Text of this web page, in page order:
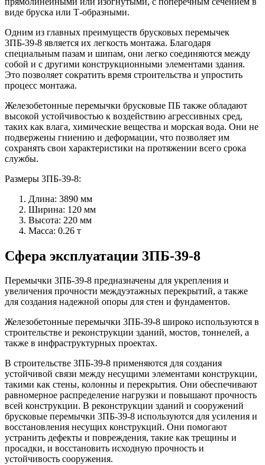
виде бруска или Т-образными.
Одним из главных преимуществ брусковых перемычек
3ПБ-39-8 является их легкость монтажа. Благодаря
специальным пазам и шипам, они легко соединяются между
собой и с другими конструкционными элементами здания.
Это позволяет сократить время строительства и упростить
процесс монтажа.
Железобетонные перемычки брусковые ПБ также обладают
высокой устойчивостью к воздействию агрессивных сред,
таких как влага, химические вещества и морская вода. Они не
подвержены гниению и деформации, что позволяет им
сохранять свои характеристики на протяжении всего срока
службы.
Размеры 3ПБ-39-8:
Длина: 3890 мм
Ширина: 120 мм
Высота: 220 мм
Масса: 0.26 т
Сфера эксплуатации 3ПБ-39-8
Перемычки 3ПБ-39-8 предназначены для укрепления и
увеличения прочности междуэтажных перекрытий, а также
для создания надежной опоры для стен и фундаментов.
Железобетонные перемычки 3ПБ-39-8 широко используются в
строительстве и реконструкции зданий, мостов, тоннелей, а
также в инфраструктурных проектах.
В строительстве 3ПБ-39-8 применяются для создания
устойчивой связи между несущими элементами конструкции,
такими как стены, колонны и перекрытия. Они обеспечивают
равномерное распределение нагрузки и повышают прочность
всей конструкции. В реконструкции зданий и сооружений
брусковые перемычки 3ПБ-39-8 используются для усиления и
восстановления несущих конструкций. Они помогают
устранить дефекты и повреждения, такие как трещины и
просадки, и восстановить исходную прочность и
устойчивость сооружения.